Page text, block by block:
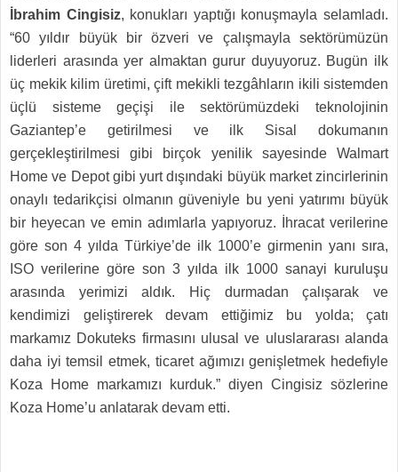
İbrahim Cingisiz, konukları yaptığı konuşmayla selamladı.
“60 yıldır büyük bir özveri ve çalışmayla sektörümüzün
liderleri arasında yer almaktan gurur duyuyoruz. Bugün ilk
üç mekik kilim üretimi, çift mekikli tezgâhların ikili sistemden
üçlü sisteme geçişi ile sektörümüzdeki teknolojinin
Gaziantep’e getirilmesi ve ilk Sisal dokumanın
gerçekleştirilmesi gibi birçok yenilik sayesinde Walmart
Home ve Depot gibi yurt dışındaki büyük market zincirlerinin
onaylı tedarikçisi olmanın güveniyle bu yeni yatırımı büyük
bir heyecan ve emin adımlarla yapıyoruz. İhracat verilerine
göre son 4 yılda Türkiye’de ilk 1000’e girmenin yanı sıra,
ISO verilerine göre son 3 yılda ilk 1000 sanayi kuruluşu
arasında yerimizi aldık. Hiç durmadan çalışarak ve
kendimizi geliştirerek devam ettiğimiz bu yolda; çatı
markamız Dokuteks firmasını ulusal ve uluslararası alanda
daha iyi temsil etmek, ticaret ağımızı genişletmek hedefiyle
Koza Home markamızı kurduk.” diyen Cingisiz sözlerine
Koza Home’u anlatarak devam etti.